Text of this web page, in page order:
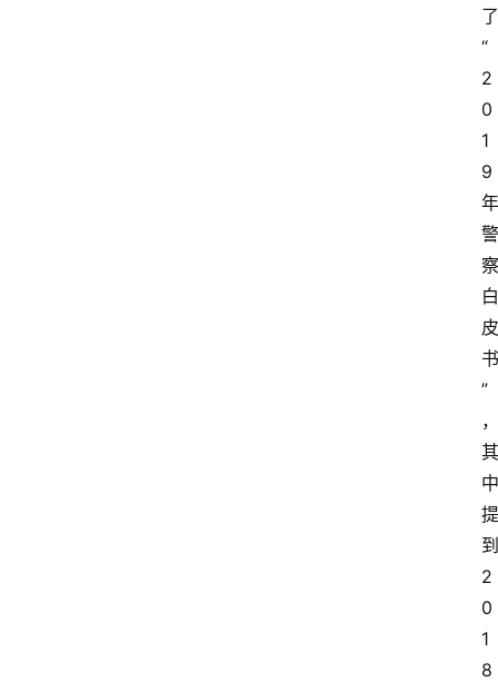
了
“
2
0
1
9
年
警
察
白
皮
书
”
，
其
中
提
到
2
0
1
8